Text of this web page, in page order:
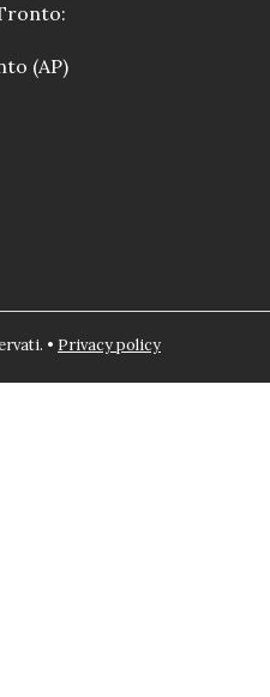
(AP)
• Privacy policy